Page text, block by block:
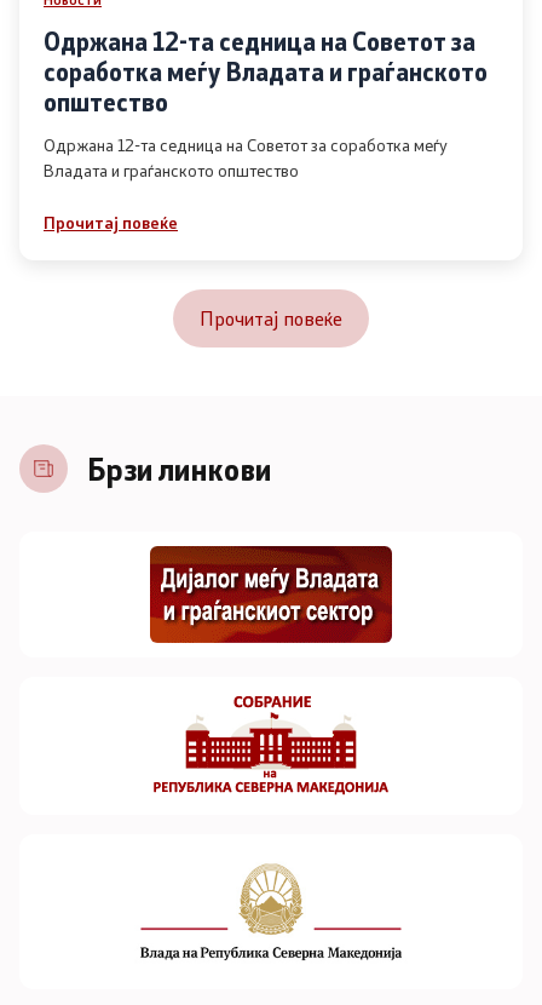
Одржана 12-та седница на Советот за
соработка меѓу Владата и граѓанското
општество
Одржана 12-та седница на Советот за соработка меѓу
Владата и граѓанското општество
Прочитај повеќе
Прочитај повеќе
Брзи линкови